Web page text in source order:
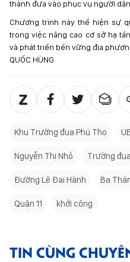
thành đưa vào phục vụ người
Chương trình này thể hiện sự
trong việc nâng cao cơ sở hạ
và phát triển bền vững địa
QUỐC HÙNG
Khu Trường đua Phú Thọ
Nguyễn Thị Nhỏ Trường
Đường Lê Đại Hành Ba
Quận 11 khởi công
TIN CÙNG